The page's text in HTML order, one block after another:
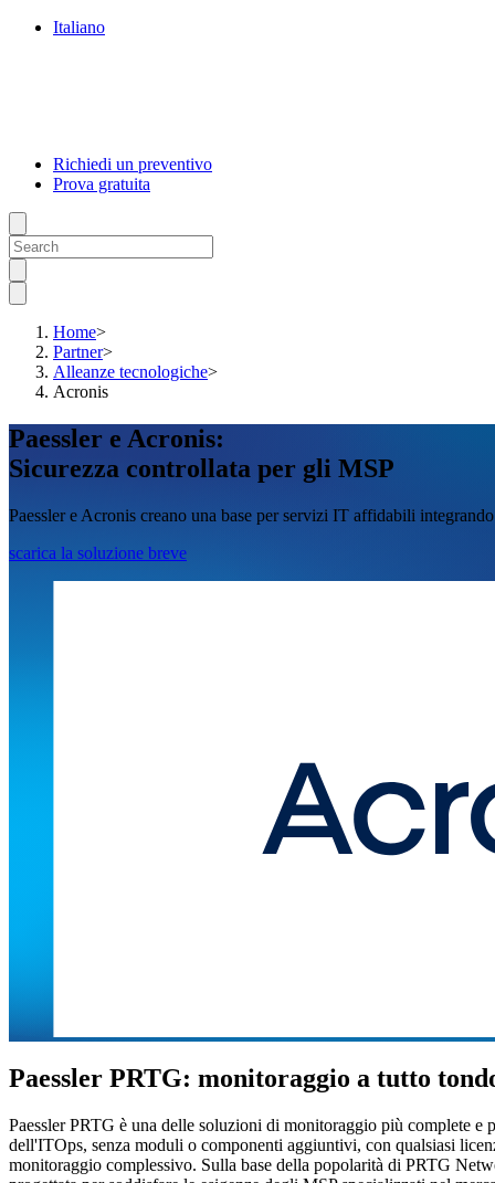
Italiano
Richiedi un preventivo
Prova gratuita
Home>
Partner>
Alleanze tecnologiche>
Acronis
Paessler e Acronis:
Sicurezza controllata per gli MSP
Paessler e Acronis creano una base per servizi IT affidabili
scarica la soluzione breve
Paessler PRTG: monitoraggio a tutto
Paessler PRTG è una delle soluzioni di monitoraggio più complete
dell'ITOps, senza moduli o componenti aggiuntivi, con qualsiasi
monitoraggio complessivo. Sulla base della popolarità di PRTG